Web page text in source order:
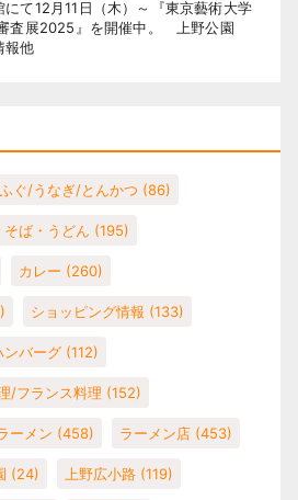
て12月11日（木）～『東京藝術大学
査展2025』を開催中。 上野公園
報他
ぐ/うなぎ/とんかつ (86)
そば・うどん (195)
カレー (260)
ショッピング情報 (133)
ンバーグ (112)
/フランス料理 (152)
ーメン (458) ラーメン店 (453)
(24) 上野広小路 (119)